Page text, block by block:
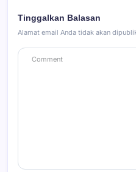
Tinggalkan Balasan
Alamat email Anda tidak akan